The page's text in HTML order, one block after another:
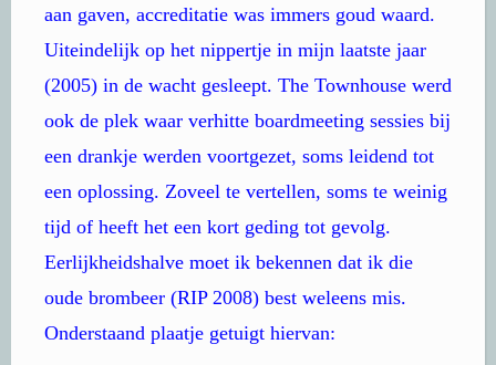
aan gaven, accreditatie was immers goud waard.
Uiteindelijk op het nippertje in mijn laatste jaar
(2005) in de wacht gesleept. The Townhouse werd
ook de plek waar verhitte boardmeeting sessies bij
een drankje werden voortgezet, soms leidend tot
een oplossing. Zoveel te vertellen, soms te weinig
tijd of heeft het een kort geding tot gevolg.
Eerlijkheidshalve moet ik bekennen dat ik die
oude brombeer (RIP 2008) best weleens mis.
Onderstaand plaatje getuigt hiervan: